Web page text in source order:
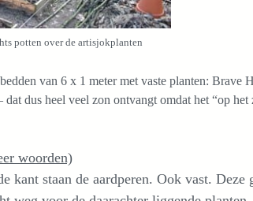
potten over de artisjokplanten
van 6 x 1 meter met vaste planten: Brave
dus heel veel zon ontvangt omdat het “op
woorden)
kant staan de aardperen. Ook vast.